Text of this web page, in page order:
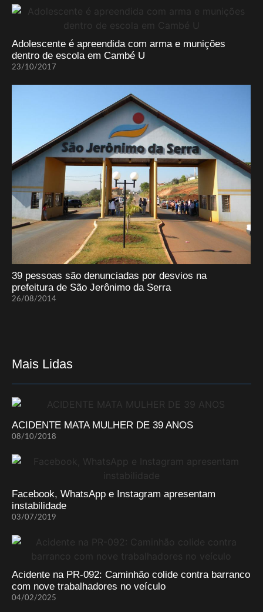
Adolescente é apreendida com arma e munições
dentro de escola em Cambé U
23/10/2017
39 pessoas são denunciadas por desvios na
prefeitura de São Jerônimo da Serra
26/08/2014
Mais Lidas
ACIDENTE MATA MULHER DE 39 ANOS
08/10/2018
Facebook, WhatsApp e Instagram apresentam
instabilidade
03/07/2019
Acidente na PR-092: Caminhão colide contra barranco
com nove trabalhadores no veículo
04/02/2025